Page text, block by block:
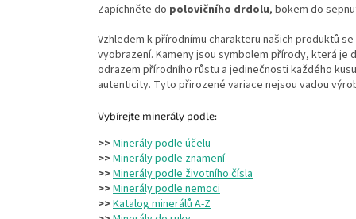
Zapíchněte do polovičního drdolu, bokem do
Vzhledem k přírodnímu charakteru našich produktů
vyobrazení. Kameny jsou symbolem přírody, která je
odrazem přírodního růstu a jedinečnosti každého
autenticity. Tyto přirozené variace nejsou vadou
Vybírejte minerály podle:
>>Minerály podle účelu
>>Minerály podle znamení
>>Minerály podle životního čísla
>>Minerály podle nemoci
>>Katalog minerálů A-Z